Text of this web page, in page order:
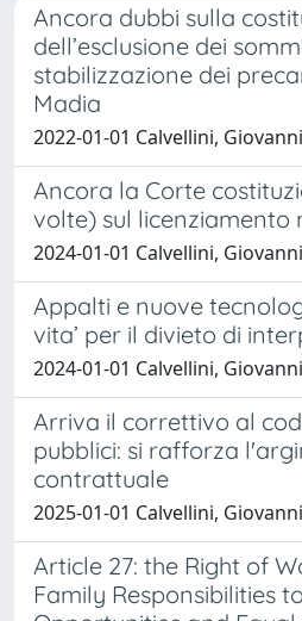
Ancora dubbi sulla
dell’esclusione dei
stabilizzazione dei
Madia
2022-01-01 Calvellini, Giovanni
Ancora la Corte
volte) sul licenziamento
2024-01-01 Calvellini, Giovanni
Appalti e nuove
vita’ per il divieto di
2024-01-01 Calvellini, Giovanni
Arriva il correttivo al
pubblici: si rafforza
contrattuale
2025-01-01 Calvellini, Giovanni
Article 27: the Right of
Family Responsibilities